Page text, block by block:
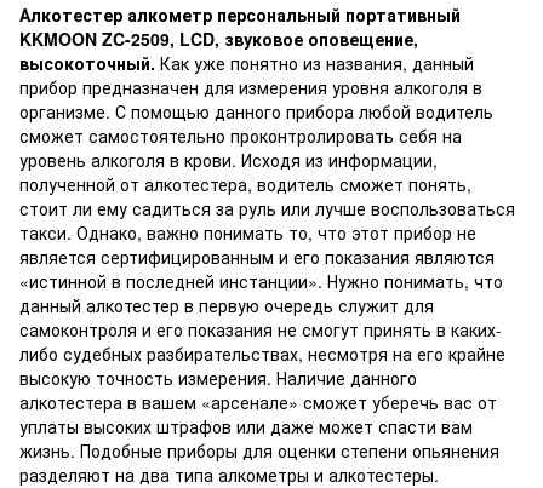
Алкотестер алкометр персональный портативный
KKMOON ZC-2509, LCD, звуковое оповещение,
высокоточный. Как уже понятно из названия, данный
прибор предназначен для измерения уровня алкоголя в
организме. С помощью данного прибора любой водитель
сможет самостоятельно проконтролировать себя на
уровень алкоголя в крови. Исходя из информации,
полученной от алкотестера, водитель сможет понять,
стоит ли ему садиться за руль или лучше воспользоваться
такси. Однако, важно понимать то, что этот прибор не
является сертифицированным и его показания являются
«истинной в последней инстанции». Нужно понимать, что
данный алкотестер в первую очередь служит для
самоконтроля и его показания не смогут принять в каких-
либо судебных разбирательствах, несмотря на его крайне
высокую точность измерения. Наличие данного
алкотестера в вашем «арсенале» сможет уберечь вас от
уплаты высоких штрафов или даже может спасти вам
жизнь. Подобные приборы для оценки степени опьянения
разделяют на два типа алкометры и алкотестеры.